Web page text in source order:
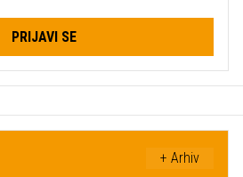
PRIJAVI SE
+ Arhiv